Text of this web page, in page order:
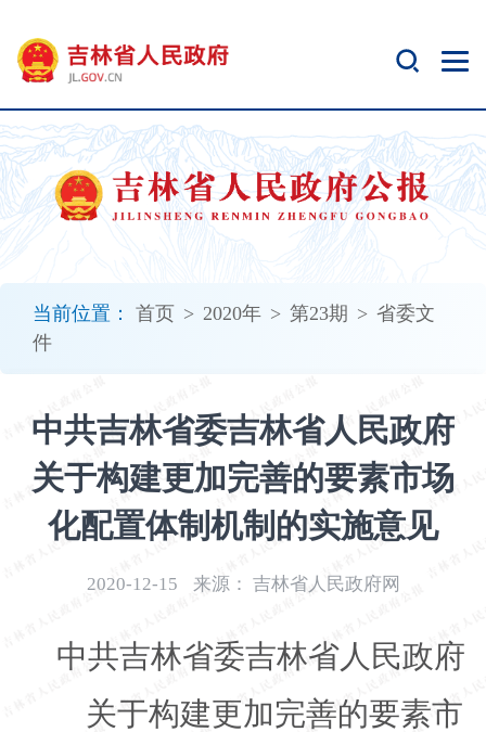
当前位置： 首页 > 2020年 > 第23期 > 省委文
件
中共吉林省委吉林省人民政府
关于构建更加完善的要素市场
化配置体制机制的实施意见
2020-12-15 来源： 吉林省人民政府网
中共吉林省委吉林省人民政府
关于构建更加完善的要素市
开
无
障
碍
说
明
加